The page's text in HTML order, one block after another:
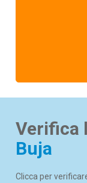
Verifica
Buja
Clicca per